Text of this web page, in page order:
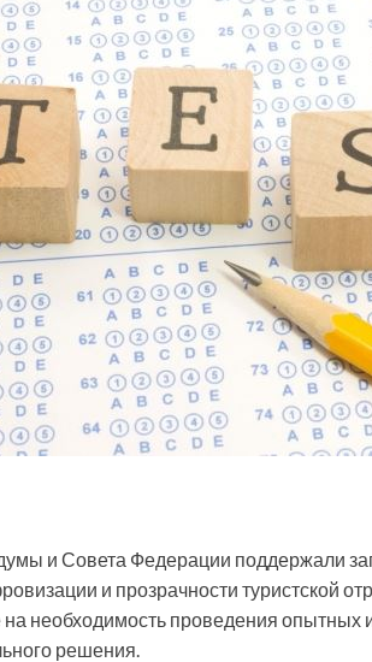
и Совета Федерации поддержали
и прозрачности туристской
необходимость проведения опытных
решения.